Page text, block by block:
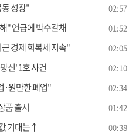
성장" 02:57
" 언급에 박수갈채 01:52
경제 회복세 지속" 02:05
신' 1호 사건 02:10
·원만한 폐업" 02:34
품 출시 01:42
기대는↑ 00:38